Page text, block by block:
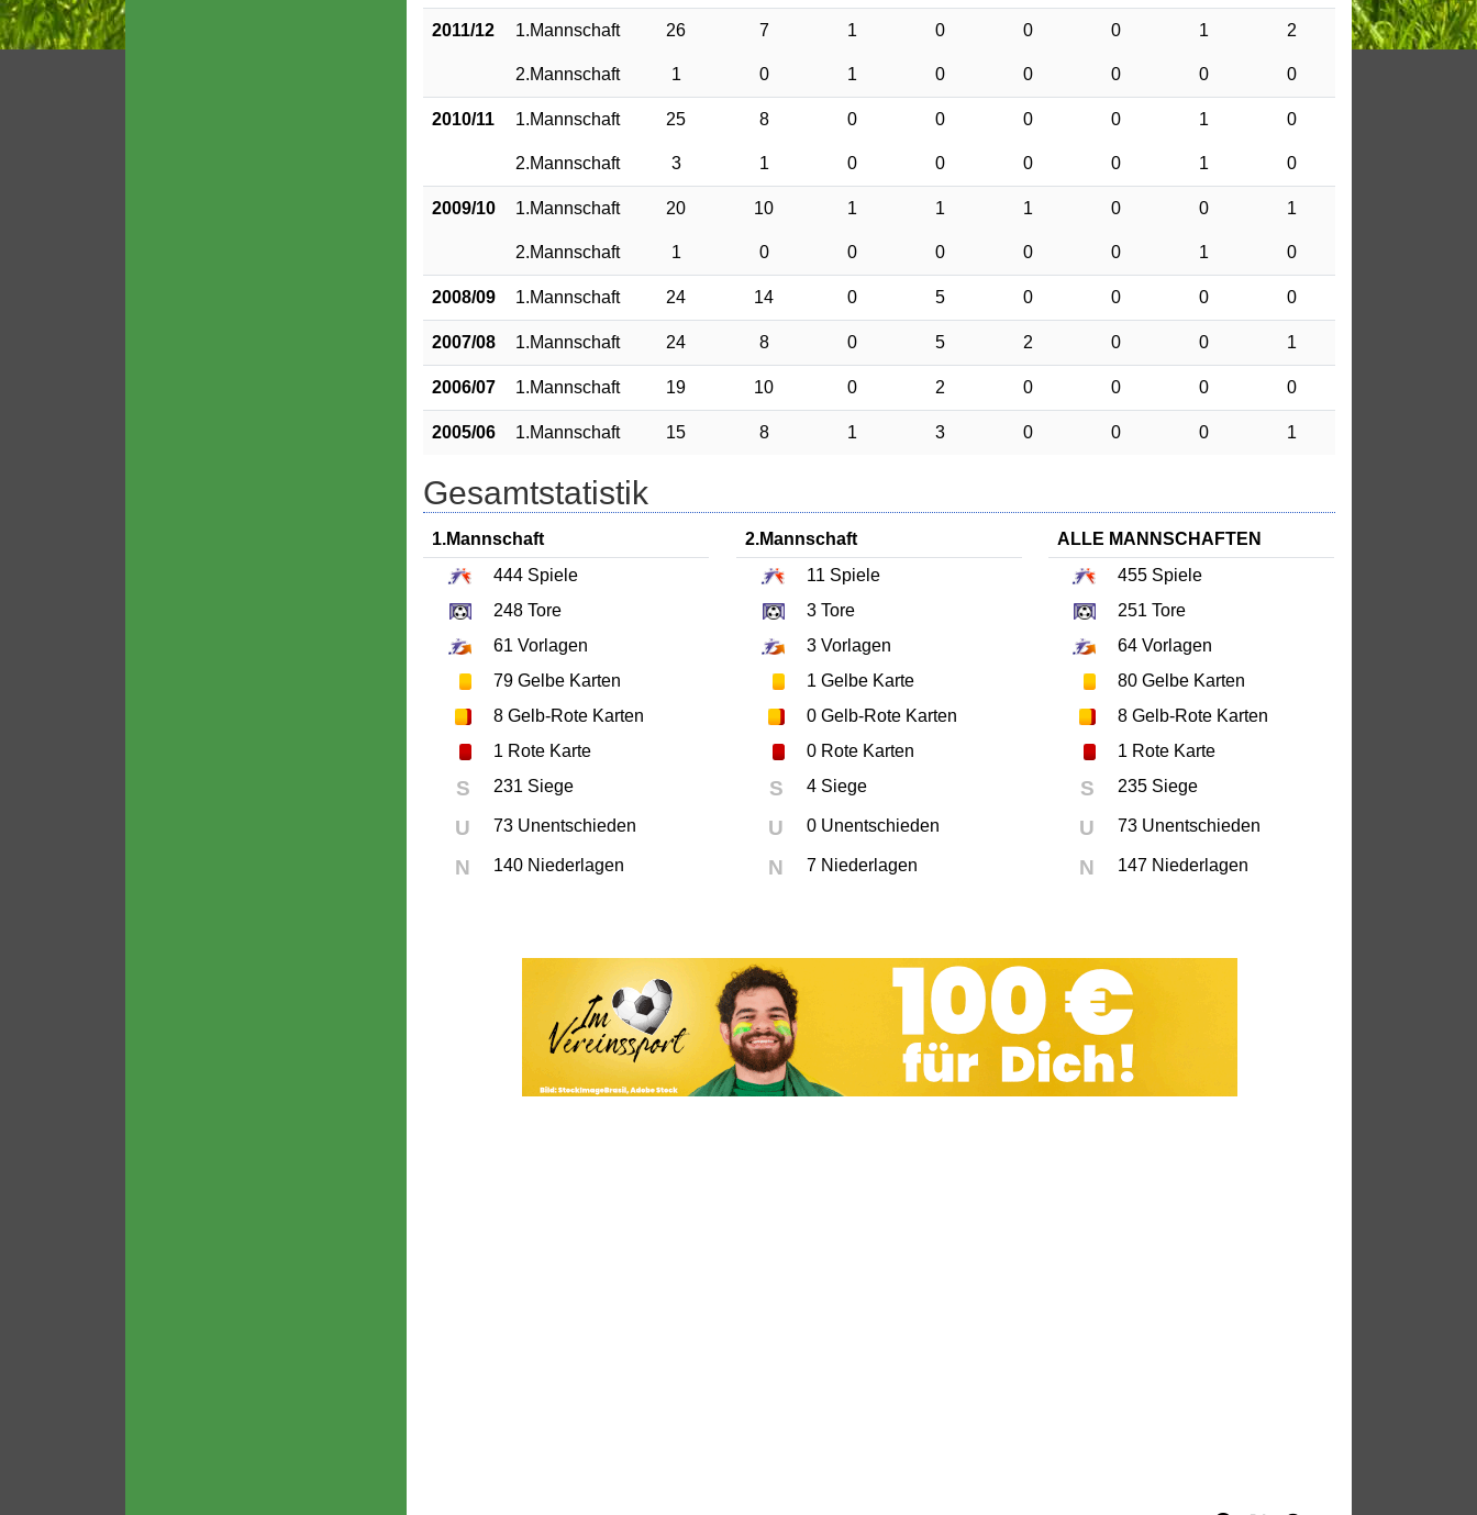
2011/12 1.Mannschaft 26 7 1 0 0 0 1 2
2.Mannschaft 1 0 1 0 0 0 0 0
2010/11 1.Mannschaft 25 8 0 0 0 0 1 0
2.Mannschaft 3 1 0 0 0 0 1 0
2009/10 1.Mannschaft 20 10 1 1 1 0 0 1
2.Mannschaft 1 0 0 0 0 0 1 0
2008/09 1.Mannschaft 24 14 0 5 0 0 0 0
2007/08 1.Mannschaft 24 8 0 5 2 0 0 1
2006/07 1.Mannschaft 19 10 0 2 0 0 0 0
2005/06 1.Mannschaft 15 8 1 3 0 0 0 1
Gesamtstatistik
1.Mannschaft
444 Spiele
248 Tore
61 Vorlagen
79 Gelbe Karten
8 Gelb-Rote Karten
1 Rote Karte
S 231 Siege
U 73 Unentschieden
N 140 Niederlagen
2.Mannschaft
11 Spiele
3Tore
3Vorlagen
1 Gelbe Karte
0Gelb-Rote Karten
0Rote Karten
S 4 Siege
U 0 Unentschieden
N 7 Niederlagen
ALLE MANNSCHAFTEN
455 Spiele
251 Tore
64 Vorlagen
80 Gelbe Karten
8 Gelb-Rote Karten
1 Rote Karte
S 235 Siege
U 73 Unentschieden
N 147 Niederlagen